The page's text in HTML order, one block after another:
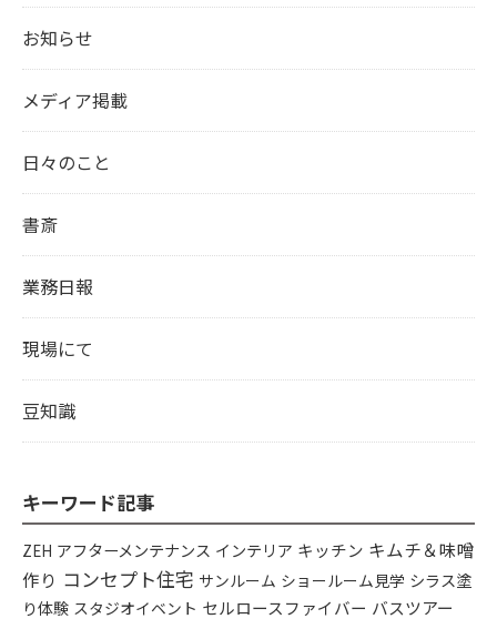
お知らせ
メディア掲載
日々のこと
書斎
業務日報
現場にて
豆知識
キーワード記事
ZEH アフターメンテナンス インテリア キッチン キムチ＆味噌
作り コンセプト住宅 サンルーム ショールーム見学 シラス塗
り体験 スタジオイベント セルロースファイバー バスツアー